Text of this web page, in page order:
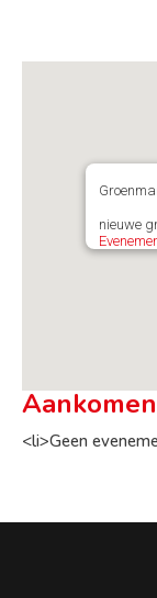
nieuwe
<li>Geen